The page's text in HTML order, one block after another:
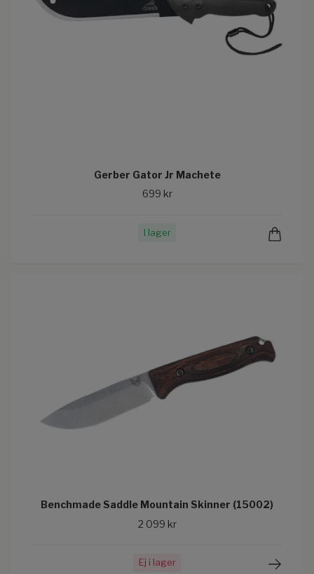
Gerber Gator Jr Machete
699 kr
I lager
Benchmade Saddle Mountain Skinner (15002)
2 099 kr
Ej i lager